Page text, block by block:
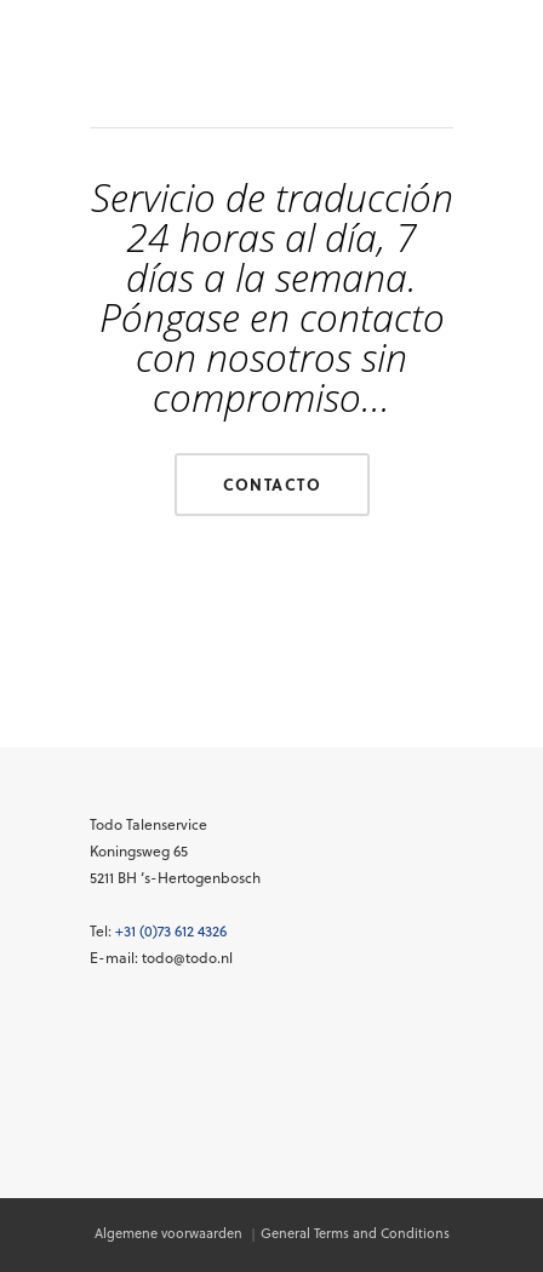
Servicio de traducción
24 horas al día, 7
días a la semana.
Póngase en contacto
con nosotros sin
compromiso...
CONTACTO
Todo Talenservice
Koningsweg 65
5211 BH ‘s-Hertogenbosch
Tel: +31 (0)73 612 4326
E-mail: todo@todo.nl
Algemene voorwaarden | General Terms and Conditions